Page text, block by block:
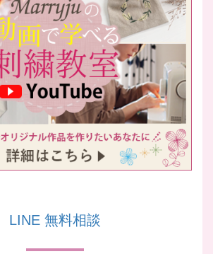
LINE 無料相談